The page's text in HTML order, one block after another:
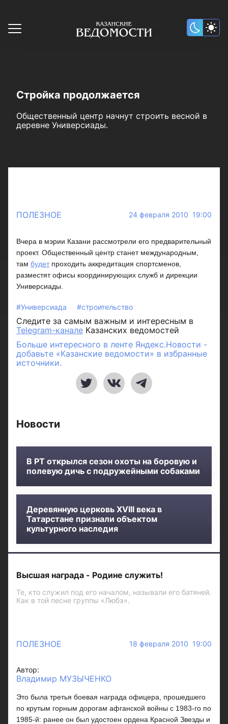
Стройка продолжается
Общественный центр начнут строить весной в
деревне Универсиады.
ПОЛЕЗНОЕ 24 февраля 2010 19:00
Вчера в мэрии Казани рассмотрели его предварительный
проект. Общественный центр станет международным,
там будетпроходить аккредитация спортсменов,
разместят офисы координирующих служб и дирекции
Универсиады.
#Универсиада #строительство
Следите за самым важным и интересным в
Telegram-канале Казанских ведомостей
Больше интересного в ленте Яндекс.Новости -
добавьте «Казанские ведомости» в избранные
источники.
Новости
В РТ открылся сезон охоты на боровую и
полевую дичь с подружейными собаками
Деревянную церковь XVIII века в
Татарстане признали объектом
культурного наследия
Высшая награда - Родине служить!
Те, кто служил под его началом, называли его батяней.
Как в той песне группы «Любэ».
ПОЛЕЗНОЕ 18 февраля 2010 19:00
Автор:
Владимир МУЗЫЧЕНКО
Это была третья боевая награда офицера, прошедшего
по крутым горным дорогам афганской войны с 1983-го по
1985-й: ранее он был удостоен ордена Красной Звезды и